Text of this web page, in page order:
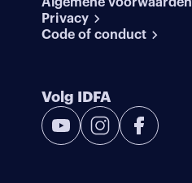
Privacy
Code of conduct
Volg IDFA